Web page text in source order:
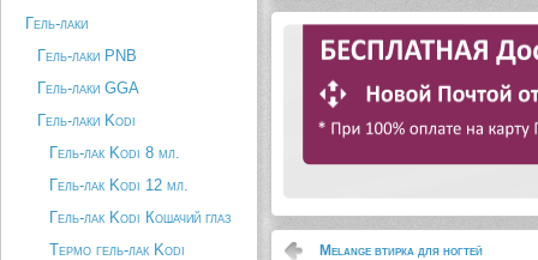
Гель-лаки
Гель-лаки PNB
Гель-лаки GGA
Гель-лаки Kodi
Гель-лак Kodi 8 мл.
Гель-лак Kodi 12 мл.
Гель-лак Kodi Кошачий глаз
Термо гель-лак Kodi
Melange втирка для ногтей